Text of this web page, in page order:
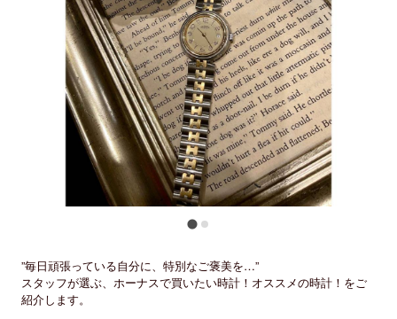
”毎日頑張っている自分に、特別なご褒美を…”
スタッフが選ぶ、ホーナスで買いたい時計！オススメの時計！をご
紹介します。